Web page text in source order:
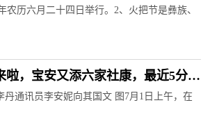
农历六月二十四日举行。2、火把节是彝族、
啦，宝安又添六家社康，最近5分钟
丹通讯员李安妮向其国文 图7月1日上午，在